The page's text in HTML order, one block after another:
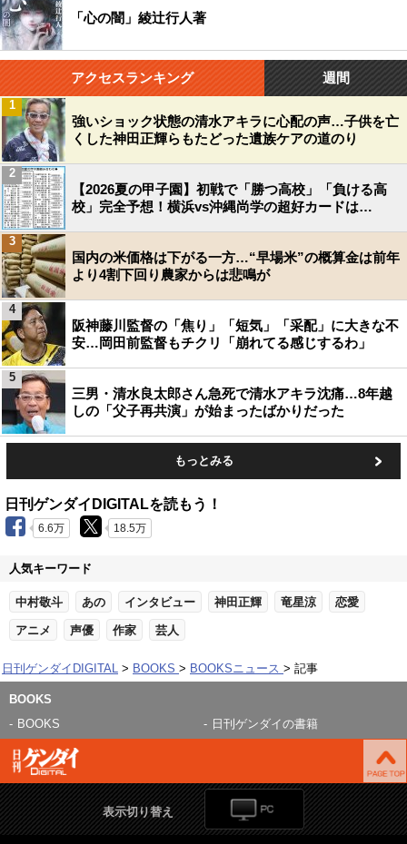
「心の闇」綾辻行人著
アクセスランキング 週間
強いショック状態の清水アキラに心配の声…子供を亡
くした神田正輝らもたどった遺族ケアの道のり
1
【2026夏の甲子園】初戦で「勝つ高校」「負ける高
校」完全予想！横浜vs沖縄尚学の超好カードは…
2
国内の米価格は下がる一方…“早場米”の概算金は前年
より4割下回り農家からは悲鳴が
3
阪神藤川監督の「焦り」「短気」「采配」に大きな不
安…岡田前監督もチクリ「崩れてる感じするわ」
4
三男・清水良太郎さん急死で清水アキラ沈痛…8年越
しの「父子再共演」が始まったばかりだった
5
もっとみる
日刊ゲンダイDIGITALを読もう！
6.6万 18.5万
人気キーワード
中村敬斗 あの インタビュー 神田正輝 竜星涼 恋愛
アニメ 声優 作家 芸人
日刊ゲンダイDIGITAL BOOKS BOOKSニュース 記事
BOOKS
BOOKS
日刊ゲンダイの書籍
表示切り替え